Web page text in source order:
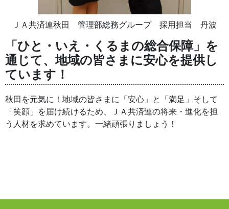
ＪＡ共済連秋田 管理部総務グループ 採用担当 丹波
「ひと・いえ・くるまの総合保障」を
通じて、地域の皆さまに安心を提供し
ています！
秋田を元気に！地域の皆さまに「安心」と「満足」そして
「笑顔」を届け続けるため、ＪＡ共済連の将来・進化を担
う人材を求めています。一緒頑張りましょう！